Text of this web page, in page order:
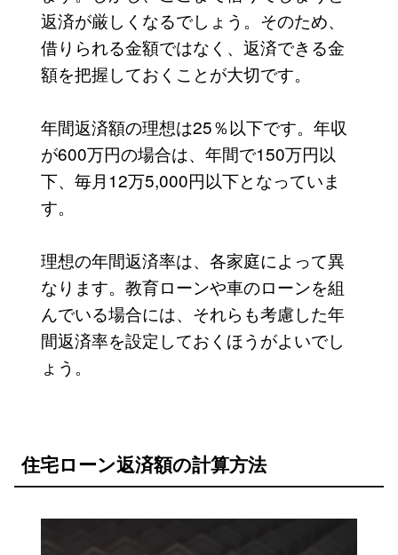
返済が厳しくなるでしょう。そのため、
借りられる金額ではなく、返済できる金
額を把握しておくことが大切です。
年間返済額の理想は25％以下です。年収
が600万円の場合は、年間で150万円以
下、毎月12万5,000円以下となっていま
す。
理想の年間返済率は、各家庭によって異
なります。教育ローンや車のローンを組
んでいる場合には、それらも考慮した年
間返済率を設定しておくほうがよいでし
ょう。
住宅ローン返済額の計算方法